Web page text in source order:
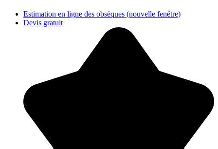
Estimation en ligne des obsèques (nouvelle fenêtre)
Devis gratuit